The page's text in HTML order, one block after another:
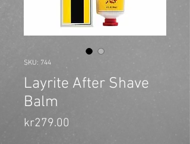
SKU: 744
Layrite After Shave
Balm
kr279.00